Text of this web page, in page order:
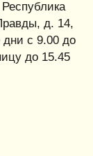
д. 14,
дни с 9.00 до
до 15.45